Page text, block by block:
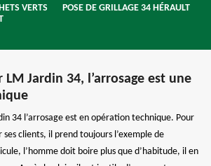
VERTS
POSE DE GRILLAGE 34 HÉRAULT
Jardin 34, l’arrosage est une
34 l’arrosage est en opération technique. Pour
clients, il prend toujours l’exemple de
l’homme doit boire plus que d’habitude, il en